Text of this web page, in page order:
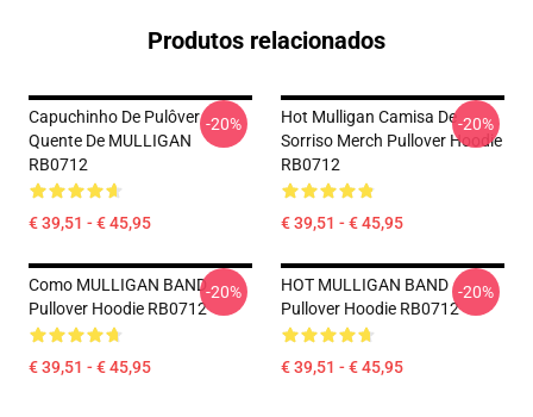
Produtos relacionados
Capuchinho De Pulôver
Quente De MULLIGAN
RB0712
€ 39,51 - € 45,95
-20%
Hot Mulligan Camisa De
Sorriso Merch Pullover Hoodie
RB0712
€ 39,51 - € 45,95
-20%
Como MULLIGAN BAND
Pullover Hoodie RB0712
€ 39,51 - € 45,95
-20%
HOT MULLIGAN BAND
Pullover Hoodie RB0712
€ 39,51 - € 45,95
-20%